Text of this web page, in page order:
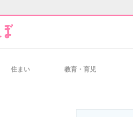
住まい 教育・育児